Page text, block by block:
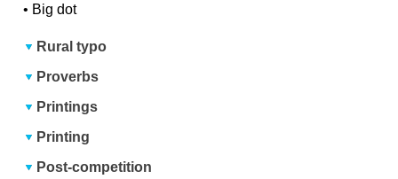
• Big dot
Rural typo
Proverbs
Printings
Printing
Post-competition